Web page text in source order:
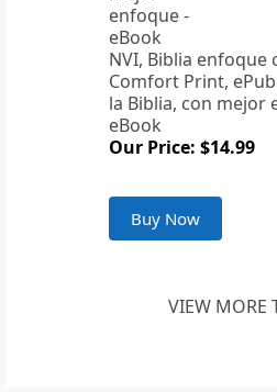
NVI, Biblia enfoque
Comfort Print,
la Biblia, con mejor
eBook
Our Price: $14.99
Buy Now
VIEW MORE